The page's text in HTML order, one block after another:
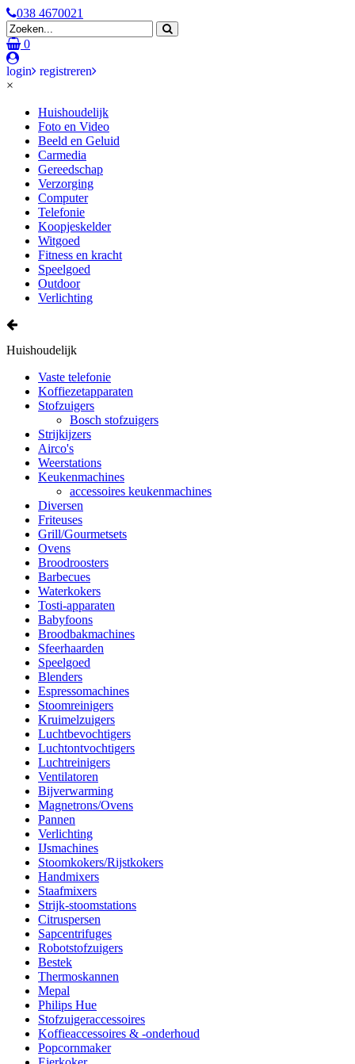
038 4670021
0
login
registreren
×
Huishoudelijk
Foto en Video
Beeld en Geluid
Carmedia
Gereedschap
Verzorging
Computer
Telefonie
Koopjeskelder
Witgoed
Fitness en kracht
Speelgoed
Outdoor
Verlichting
Huishoudelijk
Vaste telefonie
Koffiezetapparaten
Stofzuigers
Bosch stofzuigers
Strijkijzers
Airco's
Weerstations
Keukenmachines
accessoires keukenmachines
Diversen
Friteuses
Grill/Gourmetsets
Ovens
Broodroosters
Barbecues
Waterkokers
Tosti-apparaten
Babyfoons
Broodbakmachines
Sfeerhaarden
Speelgoed
Blenders
Espressomachines
Stoomreinigers
Kruimelzuigers
Luchtbevochtigers
Luchtontvochtigers
Luchtreinigers
Ventilatoren
Bijverwarming
Magnetrons/Ovens
Pannen
Verlichting
IJsmachines
Stoomkokers/Rijstkokers
Handmixers
Staafmixers
Strijk-stoomstations
Citruspersen
Sapcentrifuges
Robotstofzuigers
Bestek
Thermoskannen
Mepal
Philips Hue
Stofzuigeraccessoires
Koffieaccessoires & -onderhoud
Popcornmaker